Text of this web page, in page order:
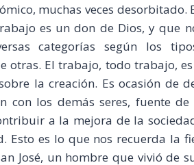
muchas veces desorbitado.
es un don de Dios, y que
categorías según los
otras. El trabajo, todo trabajo,
la creación. Es ocasión de
con los demás seres, fuente de
a la mejora de la
Esto es lo que nos recuerda la
José, un hombre que vivió de